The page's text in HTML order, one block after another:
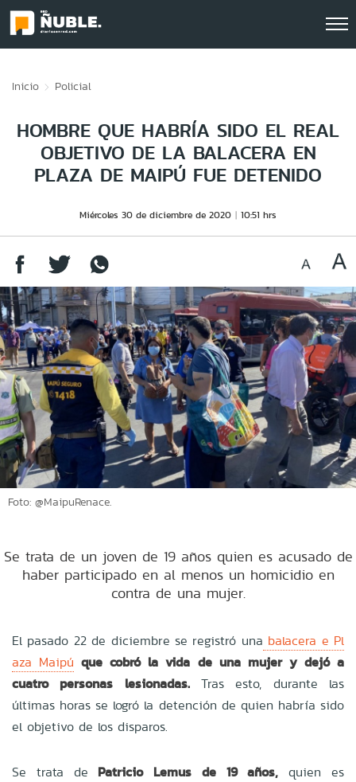
Inicio Policial
HOMBRE QUE HABRÍA SIDO EL REAL
OBJETIVO DE LA BALACERA EN
PLAZA DE MAIPÚ FUE DETENIDO
Miércoles 30 de diciembre de 2020 10:51 hrs
Foto: @MaipuRenace.
Se trata de un joven de 19 años quien es acusado de
haber participado en al menos un homicidio en
contra de una mujer.
El pasado 22 de diciembre se registró una balacera e Pl
aza Maipú que cobró la vida de una mujer y dejó a
cuatro personas lesionadas.Tras esto, durante las
últimas horas se logró la detención de quien habría sido
el objetivo de los disparos.
Se trata de Patricio Lemus de 19 años, quien es